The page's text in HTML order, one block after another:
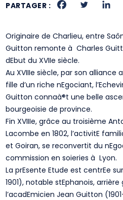
PARTAGER :
Originaire de Charlieu, entre
Guitton remonte à Charles
dEbut du XVIIe siècle.
Au XVIIIe siècle, par son alliance
fille d’un riche nEgociant,
Guitton connaà®t une belle
bourgeoisie de province.
Fin XVIIIe, grâce au troisième
Lacombe en 1802, l’activitE
et Goiran, se reconvertit du
commission en soieries à Lyon.
La prEsente Etude est centrEe
1901), notable stEphanois,
l’acadEmicien Jean Guitton